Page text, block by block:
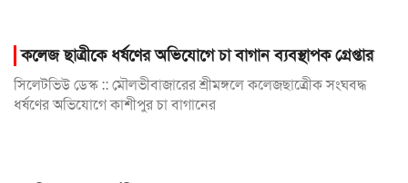
কলেজ ছাত্রীকে ধর্ষণের অভিযোগে চা বাগান ব্যবস্থাপক গ্রেপ্তার
সিলেটভিউ ডেস্ক :: মৌলভীবাজারের শ্রীমঙ্গলে কলেজছাত্রীেক সংঘবদ্ধ
ধর্ষণের অভিযোগে কাশীপুর চা বাগানের